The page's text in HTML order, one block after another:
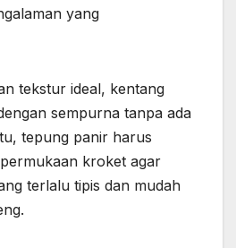
yang
tekstur ideal, kentang
sempurna tanpa ada
tepung panir harus
kroket agar
terlalu tipis dan mudah